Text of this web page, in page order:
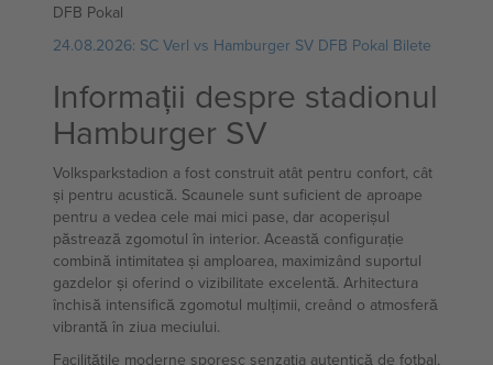
DFB Pokal
24.08.2026: SC Verl vs Hamburger SV DFB Pokal Bilete
Informații despre stadionul
Hamburger SV
Volksparkstadion a fost construit atât pentru confort, cât
și pentru acustică. Scaunele sunt suficient de aproape
pentru a vedea cele mai mici pase, dar acoperișul
păstrează zgomotul în interior. Această configurație
combină intimitatea și amploarea, maximizând suportul
gazdelor și oferind o vizibilitate excelentă. Arhitectura
închisă intensifică zgomotul mulțimii, creând o atmosferă
vibrantă în ziua meciului.
Facilitățile moderne sporesc senzația autentică de fotbal,